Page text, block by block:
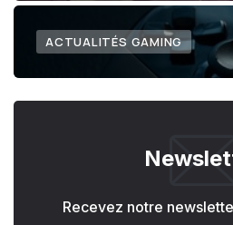
ACTUALITÉS GAMING
Recevez notre